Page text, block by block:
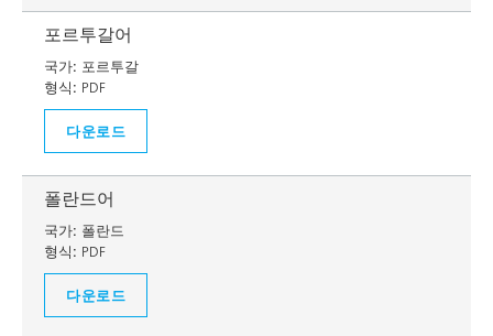
포르투갈어
국가: 포르투갈
형식: PDF
다운로드
폴란드어
국가: 폴란드
형식: PDF
다운로드